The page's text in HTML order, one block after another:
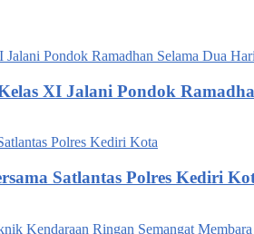
XI Jalani Pondok
Satlantas Polres Kediri